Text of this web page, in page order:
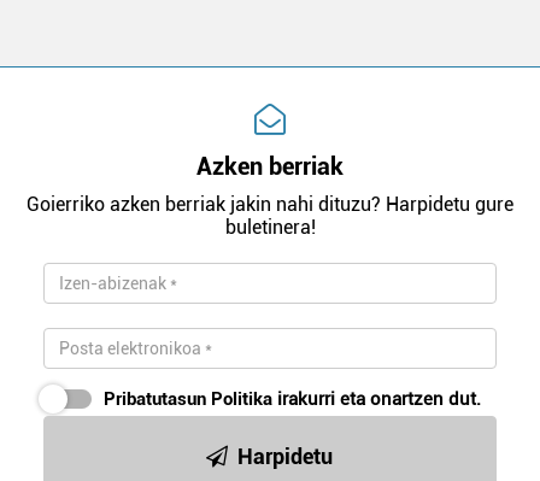
Azken berriak
Goierriko azken berriak jakin nahi dituzu? Harpidetu gure
buletinera!
Pribatutasun Politika irakurri eta onartzen dut.
Harpidetu